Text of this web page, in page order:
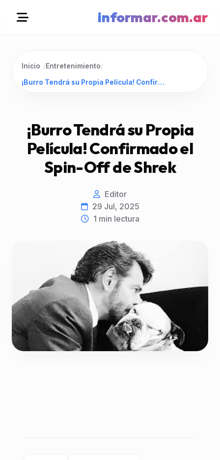
informar.com.ar
Inicio /Entretenimiento/
¡Burro Tendrá su Propia Película! Confirmado el Spin-Off de Shrek
¡Burro Tendrá su Propia
Película! Confirmado el
Spin-Off de Shrek
Editor
29 Jul, 2025
1 min lectura